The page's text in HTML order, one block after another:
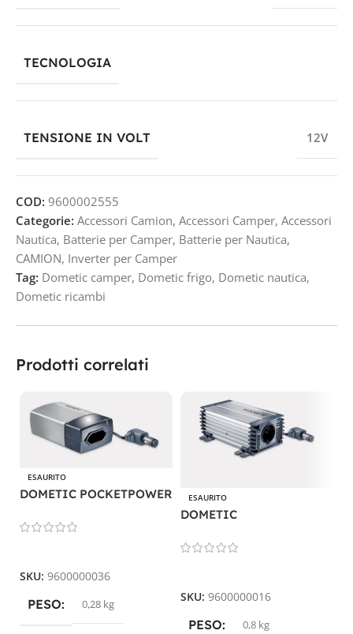
TECNOLOGIA
TENSIONE IN VOLT 12V
COD: 9600002555
Categorie: Accessori Camion, Accessori Camper, Accessori
Nautica, Batterie per Camper, Batterie per Nautica,
CAMION, Inverter per Camper
Tag: Dometic camper, Dometic frigo, Dometic nautica,
Dometic ricambi
Prodotti correlati
ESAURITO
DOMETIC POCKETPOWER
SKU: 9600000036
PESO 0,28 kg
ESAURITO
DOMETIC
SKU: 9600000016
PESO 0,8 kg